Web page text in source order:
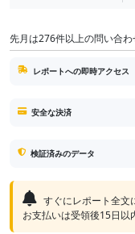
先月は276件以上の問い合わ
レポートへの即時アクセス
安全な決済
検証済みのデータ
すぐにレポート全文
お支払いは受領後15日以